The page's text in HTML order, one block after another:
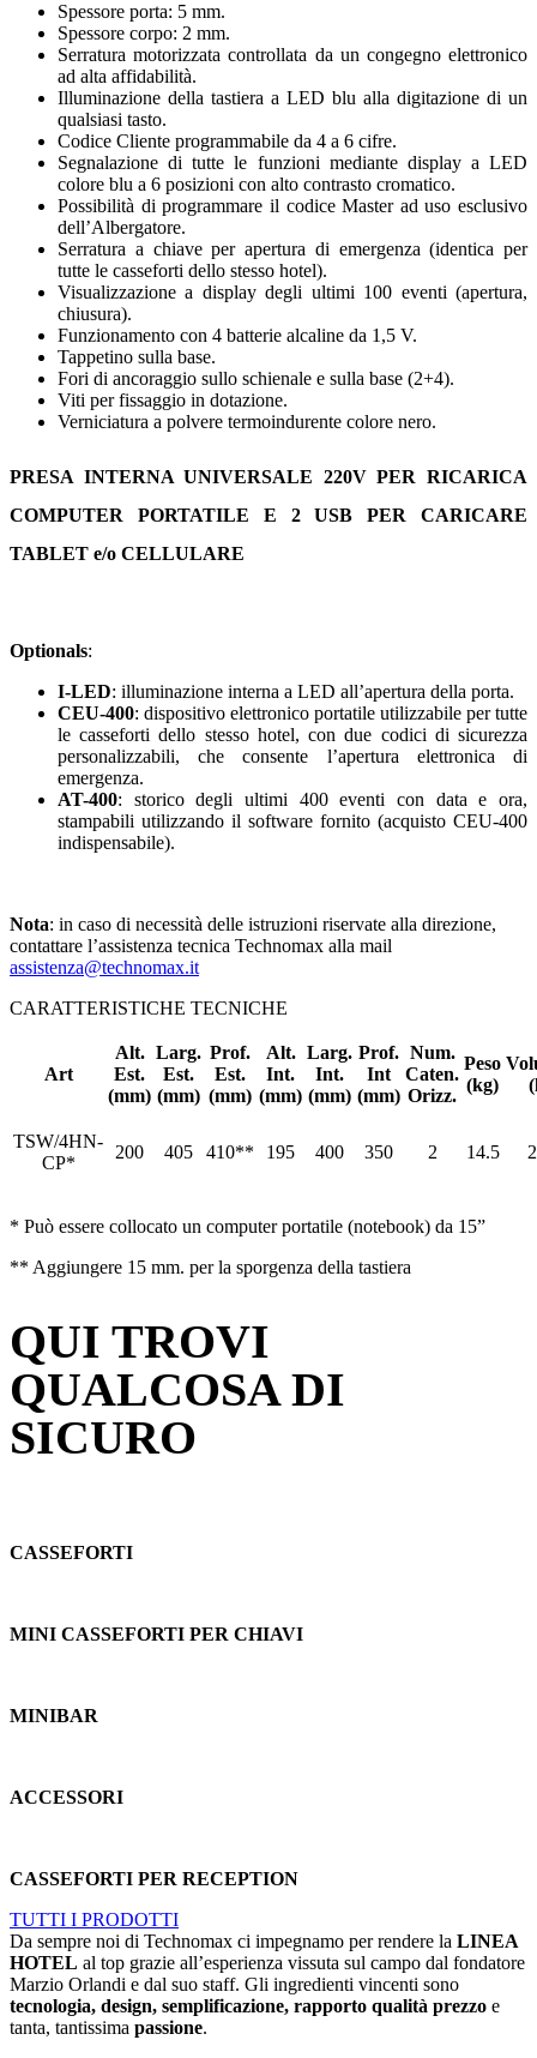
Spessore porta: 5 mm.
Spessore corpo: 2 mm.
Serratura motorizzata controllata da un congegno elettronico
ad alta affidabilità.
Illuminazione della tastiera a LED blu alla digitazione di un
qualsiasi tasto.
Codice Cliente programmabile da 4 a 6 cifre.
Segnalazione di tutte le funzioni mediante display a LED
colore blu a 6 posizioni con alto contrasto cromatico.
Possibilità di programmare il codice Master ad uso esclusivo
dell’Albergatore.
Serratura a chiave per apertura di emergenza (identica per
tutte le casseforti dello stesso hotel).
Visualizzazione a display degli ultimi 100 eventi (apertura,
chiusura).
Funzionamento con 4 batterie alcaline da 1,5 V.
Tappetino sulla base.
Fori di ancoraggio sullo schienale e sulla base (2+4).
Viti per fissaggio in dotazione.
Verniciatura a polvere termoindurente colore nero.
PRESA INTERNA UNIVERSALE 220V PER RICARICA
COMPUTER PORTATILE E 2 USB PER CARICARE
TABLET e/o CELLULARE
Optionals:
I-LED: illuminazione interna a LED all’apertura della porta.
CEU-400: dispositivo elettronico portatile utilizzabile per tutte
le casseforti dello stesso hotel, con due codici di sicurezza
personalizzabili, che consente l’apertura elettronica di
emergenza.
AT-400: storico degli ultimi 400 eventi con data e ora,
stampabili utilizzando il software fornito (acquisto CEU-400
indispensabile).
Nota: in caso di necessità delle istruzioni riservate alla direzione,
contattare l’assistenza tecnica Technomax alla mail
assistenza@technomax.it
CARATTERISTICHE TECNICHE
Art
Alt.
Est.
(mm)
Larg.
Est.
(mm)
Prof.
Est.
(mm)
Alt.
Int.
(mm)
Larg.
Int.
(mm)
Prof.
Int
(mm)
Num.
Caten.
Orizz.
Peso
(kg)
TSW/4HN-
CP*
200 405 410** 195 400 350 2 14.5
* Può essere collocato un computer portatile (notebook) da 15”
** Aggiungere 15 mm. per la sporgenza della tastiera
QUI TROVI
QUALCOSA DI
SICURO
CASSEFORTI
MINI CASSEFORTI PER CHIAVI
MINIBAR
ACCESSORI
CASSEFORTI PER RECEPTION
TUTTI I PRODOTTI
Da sempre noi di Technomax ci impegnamo per rendere la LINEA
HOTEL al top grazie all’esperienza vissuta sul campo dal fondatore
Marzio Orlandi e dal suo staff. Gli ingredienti vincenti sono
tecnologia, design, semplificazione, rapporto qualità prezzo e
tanta, tantissima passione.